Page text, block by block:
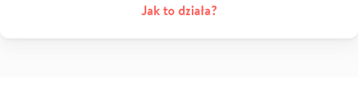
Jak to działa?